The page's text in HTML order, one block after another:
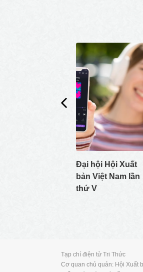
Đại hội Hội Xuất
bản Việt Nam lần
thứ V
Tạp chí điện tử Tri Thức
Cơ quan chủ quản: Hội Xuất